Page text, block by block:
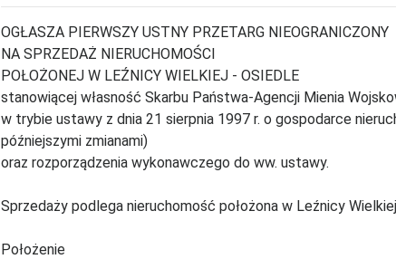
OGŁASZA PIERWSZY USTNY PRZETARG NIEOGRANICZONY
NA SPRZEDAŻ NIERUCHOMOŚCI
POŁOŻONEJ W LEŹNICY WIELKIEJ - OSIEDLE
stanowiącej własność Skarbu Państwa-Agencji Mienia
w trybie ustawy z dnia 21 sierpnia 1997 r. o gospodarce
późniejszymi zmianami)
oraz rozporządzenia wykonawczego do ww. ustawy.
Sprzedaży podlega nieruchomość położona w Leźnicy
Położenie